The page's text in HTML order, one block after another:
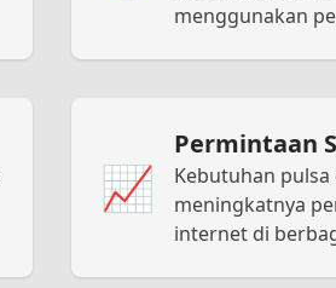
menggunakan
📈
Permintaan
Kebutuhan
meningkatnya
internet di